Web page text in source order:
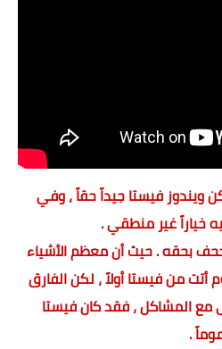
ويندوز فيستا جيداً حقاً ، وفي
خياراً غير منطقي .
بحقه . حيث أن معظم الأشياء
أتت من فيستا أولاً ، لكن الفارق
مع المشاكل ، فقد كان فيستا
.